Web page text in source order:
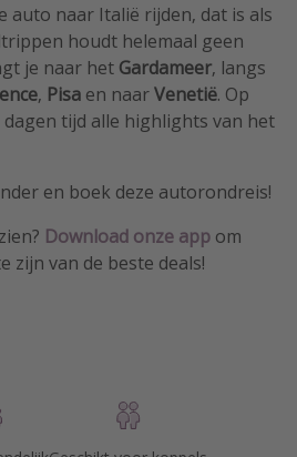
auto naar Italië rijden, dat is als
houdt helemaal geen
je naar het Gardameer, langs
, Pisa en naarVenetië. Op
dagen tijd alle highlights van het
en boek deze autorondreis!
Download onze app om
zijn van de beste deals!